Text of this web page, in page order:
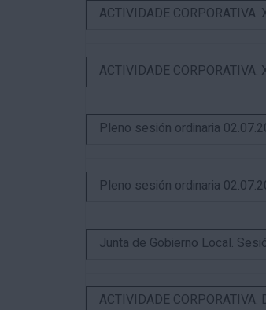
ACTIVIDADE
ACTIVIDADE
Pleno sesión ordinaria
Pleno sesión ordinaria
Junta de Gobierno Local.
ACTIVIDADE